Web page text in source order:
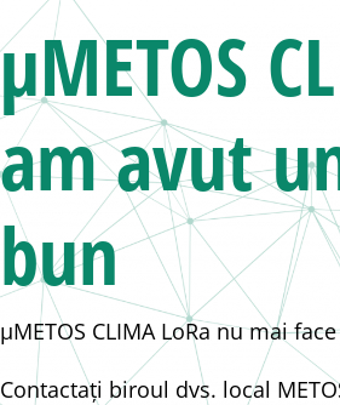
μMETOS
am avut
bun
μMETOS CLIMA LoRa nu mai
Contactați biroul dvs. local